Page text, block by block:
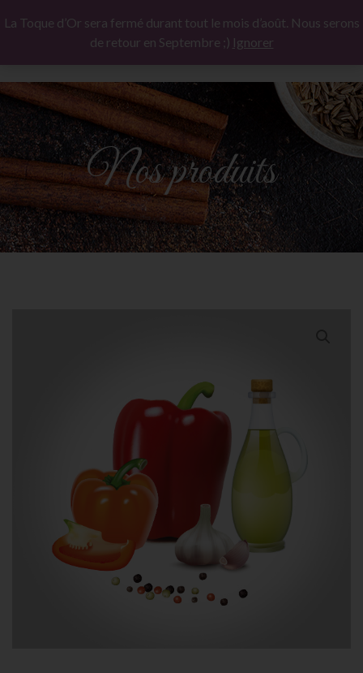
Nos produits
La Toque d’Or sera fermé durant tout le mois d’août. Nous serons
de retour en Septembre ;) Ignorer